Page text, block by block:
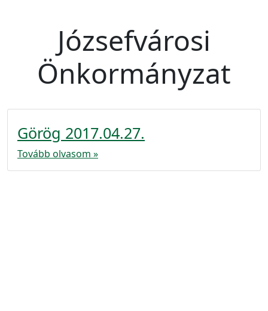
Józsefvárosi
Önkormányzat
Görög 2017.04.27.
Tovább olvasom »